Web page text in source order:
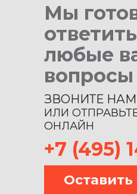
Мы
любые
вопросы
ЗВОНИТЕ
ИЛИ
ОНЛАЙН
+7 (495)
Оставить